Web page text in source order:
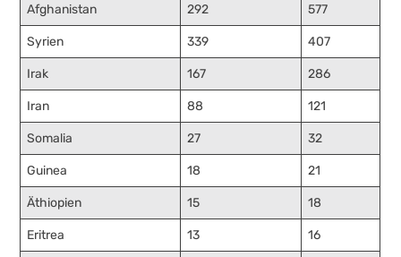
Afghanistan 292 577
Syrien 339 407
Irak 167 286
Iran 88 121
Somalia 27 32
Guinea 18 21
Äthiopien 15 18
Eritrea 13 16